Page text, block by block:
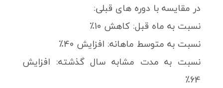
در مقایسه با دوره های قبلی:
نسبت به ماه قبل: کاهش 10٪
نسبت به متوسط ماهانه: افزایش 40٪
نسبت به مدت مشابه سال گذشته: افزایش
64٪